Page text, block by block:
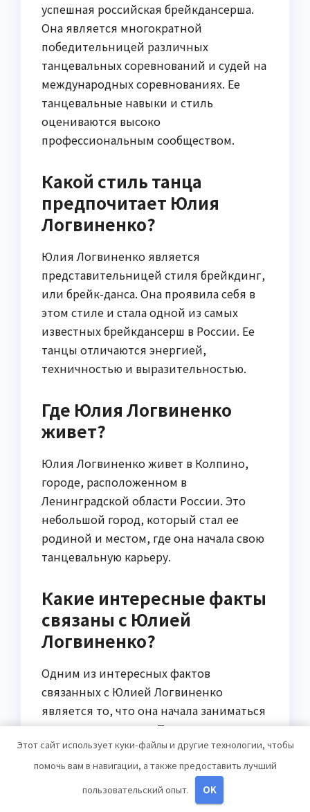
успешная российская брейкдансерша.
Она является многократной
победительницей различных
танцевальных соревнований и судей на
международных соревнованиях. Ее
танцевальные навыки и стиль
оцениваются высоко
профессиональным сообществом.
Какой стиль танца
предпочитает Юлия
Логвиненко?
Юлия Логвиненко является
представительницей стиля брейкдинг,
или брейк-данса. Она проявила себя в
этом стиле и стала одной из самых
известных брейкдансерш в России. Ее
танцы отличаются энергией,
техничностью и выразительностью.
Где Юлия Логвиненко
живет?
Юлия Логвиненко живет в Колпино,
городе, расположенном в
Ленинградской области России. Это
небольшой город, который стал ее
родиной и местом, где она начала свою
танцевальную карьеру.
Какие интересные факты
связаны с Юлией
Логвиненко?
Одним из интересных фактов
связанных с Юлией Логвиненко
является то, что она начала заниматься
танцами в семи лет. Также стоит
отметить, что в 2013 году Юлия стала
победителем международного
танцевального фестиваля Juste Debout
в Париже, что принесло ей большую
Этот сайт использует куки-файлы и другие технологии, чтобы
помочь вам в навигации, а также предоставить лучший
пользовательский опыт.
OK